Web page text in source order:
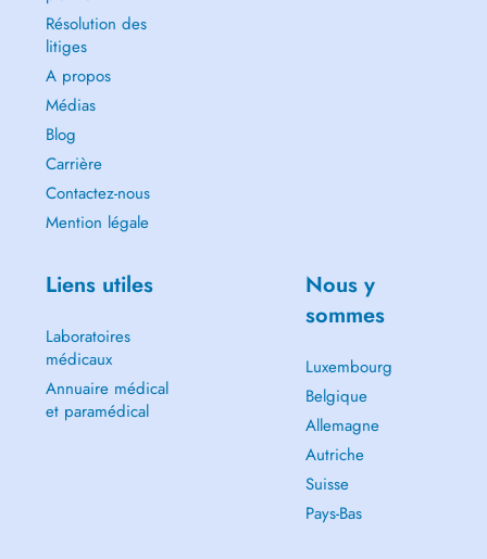
Résolution des
litiges
A propos
Médias
Blog
Carrière
Contactez-nous
Mention légale
Liens utiles
Laboratoires
médicaux
Annuaire médical
et paramédical
Nous y
sommes
Luxembourg
Belgique
Allemagne
Autriche
Suisse
Pays-Bas